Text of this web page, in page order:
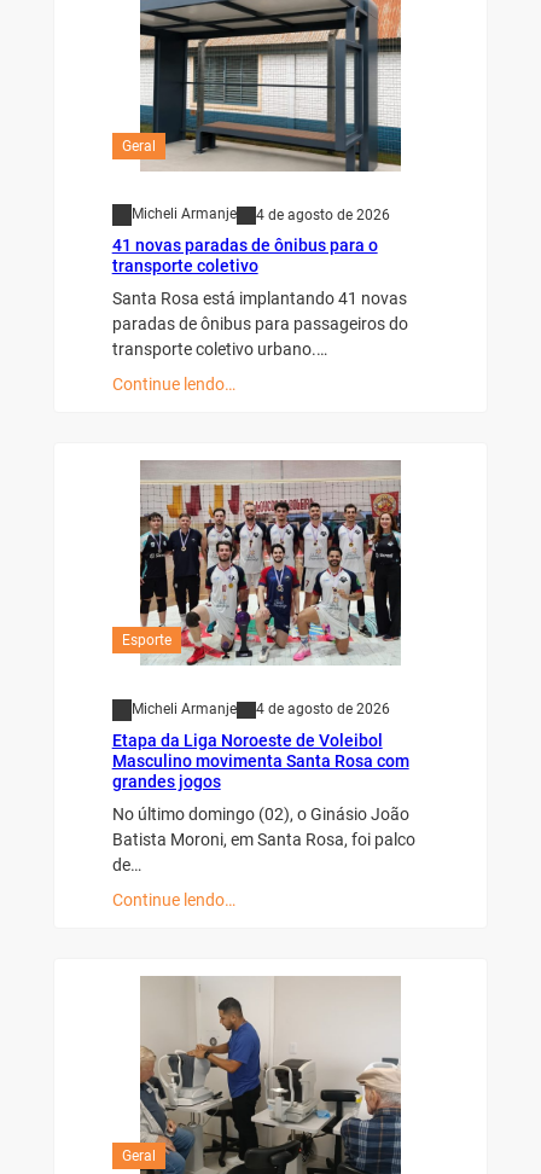
Geral
Micheli Armanje 4 de agosto de 2026
41 novas paradas de ônibus para o
transporte coletivo
Santa Rosa está implantando 41 novas
paradas de ônibus para passageiros do
transporte coletivo urbano.…
Continue lendo…
Esporte
Micheli Armanje 4 de agosto de 2026
Etapa da Liga Noroeste de Voleibol
Masculino movimenta Santa Rosa com
grandes jogos
No último domingo (02), o Ginásio João
Batista Moroni, em Santa Rosa, foi palco
de…
Continue lendo…
Geral